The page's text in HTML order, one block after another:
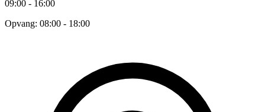
09:00 - 16:00
Opvang: 08:00 - 18:00